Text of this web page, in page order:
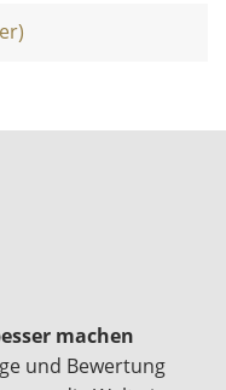
machen
und Bewertung